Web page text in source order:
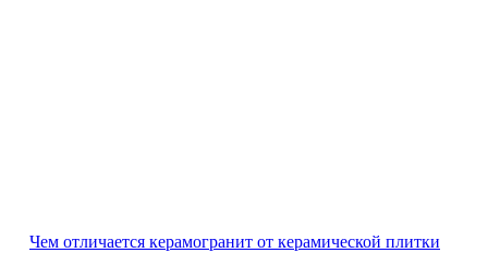
Чем отличается керамогранит от керамической плитки